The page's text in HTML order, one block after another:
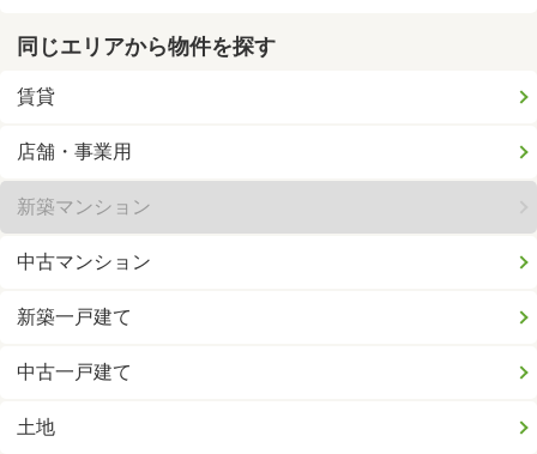
同じエリアから物件を探す
賃貸
店舗・事業用
新築マンション
中古マンション
新築一戸建て
中古一戸建て
土地